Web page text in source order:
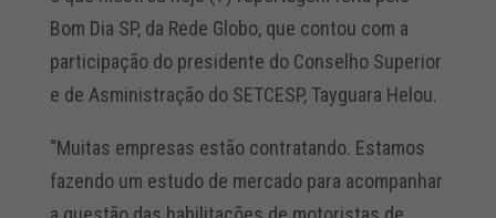
Bom Dia SP, da Rede Globo, que contou com a
participação do presidente do Conselho Superior
e de Asministração do SETCESP, Tayguara Helou.
“Muitas empresas estão contratando. Estamos
fazendo um estudo de mercado para acompanhar